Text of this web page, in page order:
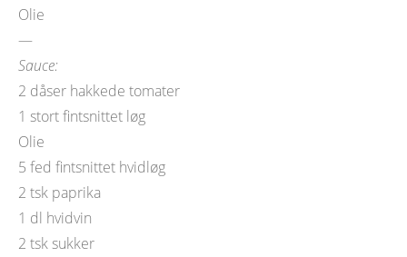
Olie
—
Sauce:
2 dåser hakkede tomater
1 stort fintsnittet løg
Olie
5 fed fintsnittet hvidløg
2 tsk paprika
1 dl hvidvin
2 tsk sukker